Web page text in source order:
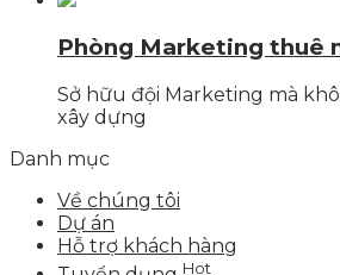
Phòng Marketing thuê
Sở hữu đội Marketing mà
xây dựng
Danh mục
Về chúng tôi
Dự án
Hỗ trợ khách hàng
Hot